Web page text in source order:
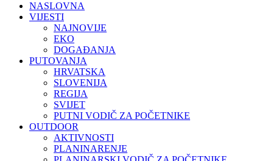
NASLOVNA
VIJESTI
NAJNOVIJE
EKO
DOGAĐANJA
PUTOVANJA
HRVATSKA
SLOVENIJA
REGIJA
SVIJET
PUTNI VODIČ ZA POČETNIKE
OUTDOOR
AKTIVNOSTI
PLANINARENJE